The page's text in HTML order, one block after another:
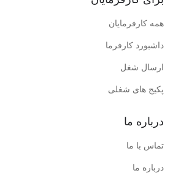
همه کارفرمایان
داشبورد کارفرما
ارسال شغل
پکیج های شغلی
درباره ما
تماس با ما
درباره ما